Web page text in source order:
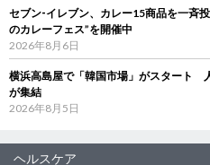
セブン‐イレブン、カレー15商品を一斉
のカレーフェス”を開催中
2026年8月6日
横浜高島屋で「韓国市場」がスタート
が集結
2026年8月5日
ヘルスケア